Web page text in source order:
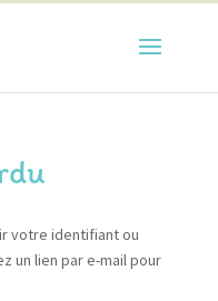
votre identifiant ou
un lien par e-mail pour